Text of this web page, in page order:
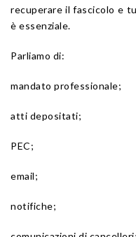
recuperare il fascicolo e
è essenziale.
Parliamo di:
mandato professionale;
atti depositati;
PEC;
email;
notifiche;